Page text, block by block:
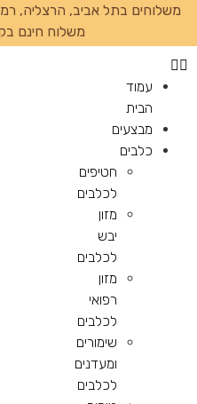
משלוחים בתל אביב, הרצליה,
משלוח חינם
עמוד
הבית
מבצעים
כלבים
חטיפים
לכלבים
מזון
יבש
לכלבים
מזון
רפואי
לכלבים
שימורים
ומעדנים
לכלבים